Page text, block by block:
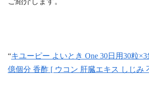
“キユーピー よいとき One 30日用30粒
億個分 香酢 [ ウコン 肝臓エキス しじみ